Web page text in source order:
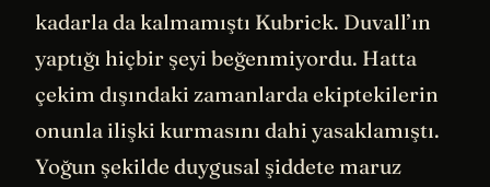
kadarla da kalmamıştı Kubrick. Duvall’ın
yaptığı hiçbir şeyi beğenmiyordu. Hatta
çekim dışındaki zamanlarda ekiptekilerin
onunla ilişki kurmasını dahi yasaklamıştı.
Yoğun şekilde duygusal şiddete maruz